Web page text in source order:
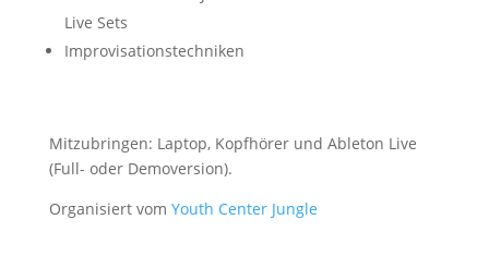
Live Sets
Improvisationstechniken
Mitzubringen: Laptop, Kopfhörer und Ableton Live
(Full- oder Demoversion).
Organisiert vom Youth Center Jungle